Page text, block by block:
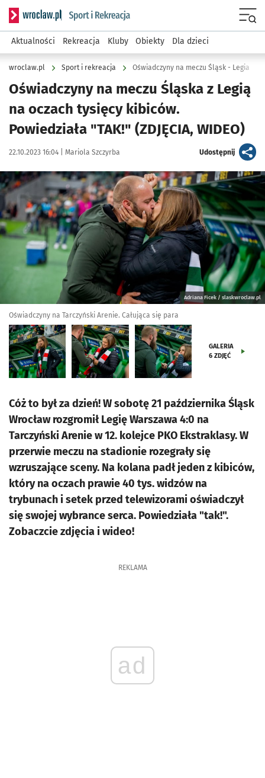
Serwis informacyjny wroclaw.pl podserwis: Sport i rekreacja
Aktualności Rekreacja Kluby Obiekty Dla dzieci
wroclaw.pl Sport i rekreacja Oświadczyny na meczu Śląsk - Legia
Oświadczyny na meczu Śląska z Legią
na oczach tysięcy kibiców.
Powiedziała "TAK!" (ZDJĘCIA, WIDEO)
Data publikacji:
22.10.2023 16:04 | Autor:
Mariola Szczyrba Udostępnijartykuł
Kliknij, aby zobaczyć galerię
Adriana Ficek / slaskwroclaw.pl
Oświadczyny na Tarczyński Arenie. Całująca się para
GALERIA
6 ZDJĘĆ
Cóż to był za dzień! W sobotę 21 października Śląsk
Wrocław rozgromił Legię Warszawa 4:0 na
Tarczyński Arenie w 12. kolejce PKO Ekstraklasy. W
przerwie meczu na stadionie rozegrały się
wzruszające sceny. Na kolana padł jeden z kibiców,
który na oczach prawie 40 tys. widzów na
trybunach i setek przed telewizorami oświadczył
się swojej wybrance serca. Powiedziała "tak!".
Zobaczcie zdjęcia i wideo!
REKLAMA
ad